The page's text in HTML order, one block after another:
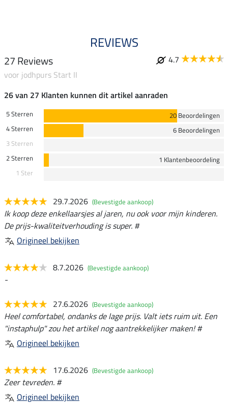
REVIEWS
27 Reviews
4.7
voor jodhpurs Start II
26 van 27 Klanten kunnen dit artikel aanraden
5 Sterren
20 Beoordelingen
4 Sterren
6 Beoordelingen
3 Sterren
2 Sterren
1 Klantenbeoordeling
1 Ster
29.7.2026 (Bevestigde aankoop)
Ik koop deze enkellaarsjes al jaren, nu ook voor mijn kinderen.
De prijs-kwaliteitverhouding is super. #
Origineel bekijken
8.7.2026 (Bevestigde aankoop)
-
27.6.2026 (Bevestigde aankoop)
Heel comfortabel, ondanks de lage prijs. Valt iets ruim uit. Een
"instaphulp" zou het artikel nog aantrekkelijker maken! #
Origineel bekijken
17.6.2026 (Bevestigde aankoop)
Zeer tevreden. #
Origineel bekijken